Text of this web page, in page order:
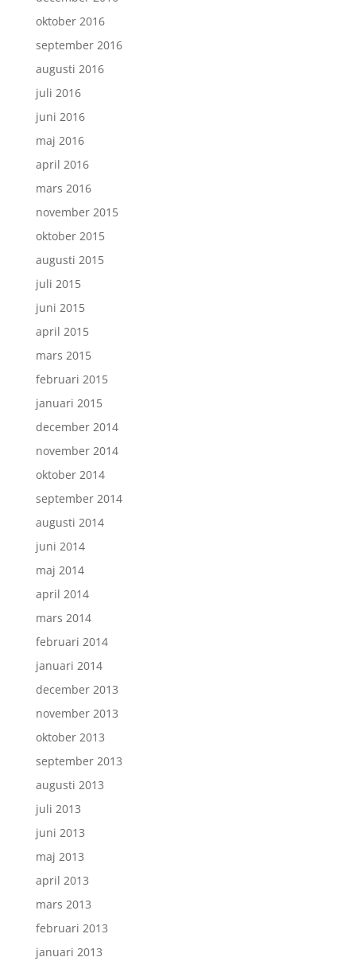
oktober 2016
september 2016
augusti 2016
juli 2016
juni 2016
maj 2016
april 2016
mars 2016
november 2015
oktober 2015
augusti 2015
juli 2015
juni 2015
april 2015
mars 2015
februari 2015
januari 2015
december 2014
november 2014
oktober 2014
september 2014
augusti 2014
juni 2014
maj 2014
april 2014
mars 2014
februari 2014
januari 2014
december 2013
november 2013
oktober 2013
september 2013
augusti 2013
juli 2013
juni 2013
maj 2013
april 2013
mars 2013
februari 2013
januari 2013